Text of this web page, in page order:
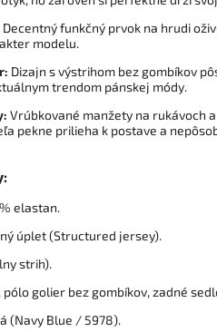
Decentný funkčný prvok na hrudi
modelu.
Dizajn s výstrihom bez gombíkov
trendom pánskej módy.
Vrúbkované manžety na rukávoch
pekne prilieha k postave a
elastan.
úplet (Structured jersey).
strih).
golier bez gombíkov, zadné
(Navy Blue / 5978).